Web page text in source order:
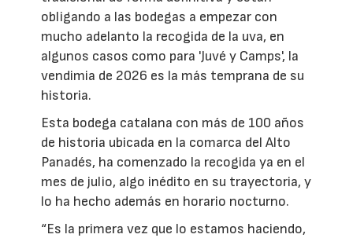
obligando a las bodegas a empezar con
mucho adelanto la recogida de la uva, en
algunos casos como para 'Juvé y Camps', la
vendimia de 2026 es la más temprana de su
historia.
Esta bodega catalana con más de 100 años
de historia ubicada en la comarca del Alto
Panadés, ha comenzado la recogida ya en el
mes de julio, algo inédito en su trayectoria, y
lo ha hecho además en horario nocturno.
“Es la primera vez que lo estamos haciendo,